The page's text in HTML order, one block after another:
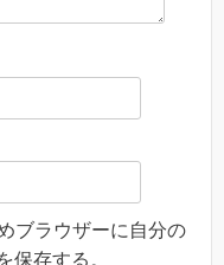
ブラウザーに自分の
保存する。